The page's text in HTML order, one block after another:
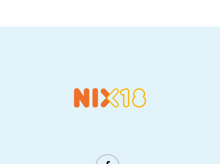
facebook